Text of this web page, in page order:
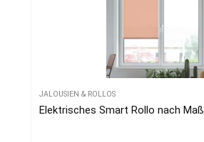
JALOUSIEN & ROLLOS
Elektrisches Smart Rollo nach Maß